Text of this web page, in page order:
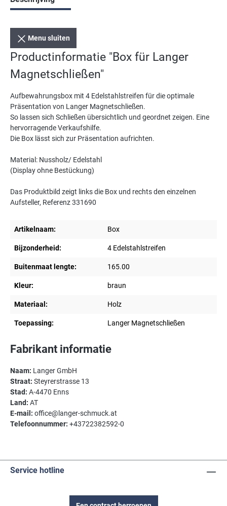
Menu sluiten
Productinformatie "Box für Langer
Magnetschließen"
Aufbewahrungsbox mit 4 Edelstahlstreifen für die optimale
Präsentation von Langer Magnetschließen.
So lassen sich Schließen übersichtlich und geordnet zeigen. Eine
hervorragende Verkaufshilfe.
Die Box lässt sich zur Präsentation aufrichten.
Material: Nussholz/ Edelstahl
(Display ohne Bestückung)
Das Produktbild zeigt links die Box und rechts den einzelnen
Aufsteller, Referenz 331690
Artikelnaam: Box
Bijzonderheid: 4 Edelstahlstreifen
Buitenmaat lengte: 165.00
Kleur: braun
Materiaal: Holz
Toepassing: Langer Magnetschließen
Fabrikant informatie
Naam: Langer GmbH
Straat: Steyrerstrasse 13
Stad: A-4470 Enns
Land: AT
E-mail: office@langer-schmuck.at
Telefoonnummer: +43722382592-0
Service hotline